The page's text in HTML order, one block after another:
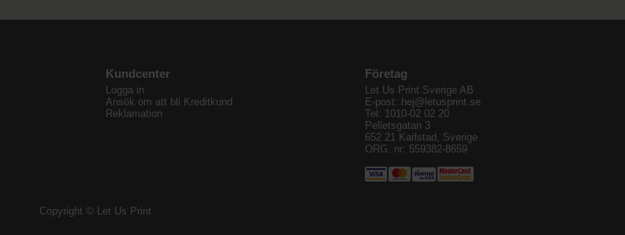
Kundcenter
Logga in
Ansök om att bli Kreditkund
Reklamation
Företag
Let Us Print Sverige AB
E-post: hej@letusprint.se
Tel: 1010-02 02 20
Pelletsgatan 3
652 21 Karlstad, Sverige
ORG. nr: 559382-8659
Copyright © Let Us Print